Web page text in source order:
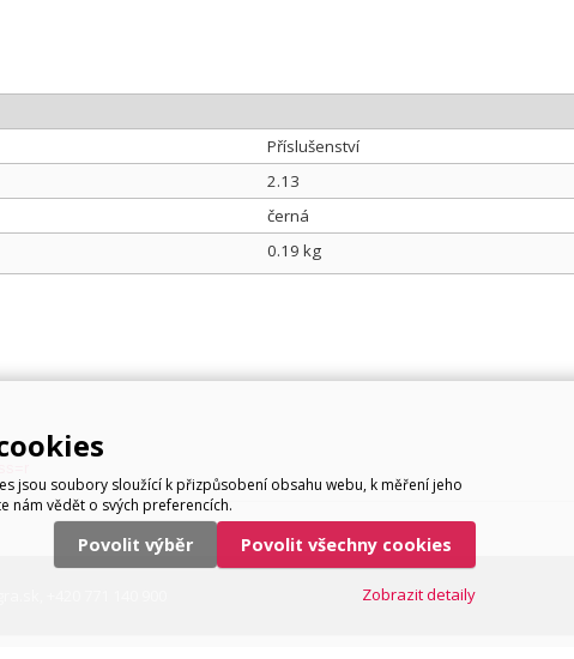
Příslušenství
2.13
černá
0.19 kg
jsou soubory sloužící k přizpůsobení obsahu webu, k měření jeho
nám vědět o svých preferencích.
Povolit výběr Povolit všechny cookies
Zobrazit detaily